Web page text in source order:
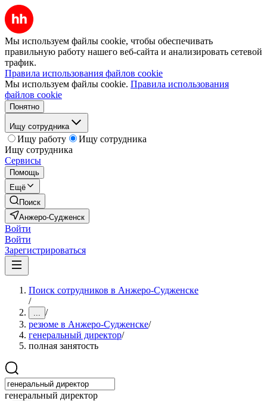
Мы используем файлы cookie, чтобы обеспечивать
правильную работу нашего веб-сайта и анализировать сетевой
трафик.
Правила использования файлов cookie
Мы используем файлы cookie. Правила использования
файлов cookie
Понятно
Ищу сотрудника
Ищу работу
Ищу сотрудника
Ищу сотрудника
Сервисы
Помощь
Ещё
Поиск
Анжеро-Судженск
Войти
Войти
Зарегистрироваться
Поиск сотрудников в Анжеро-Судженске
/
... /
резюме в Анжеро-Судженске/
генеральный директор/
полная занятость
генеральный директор